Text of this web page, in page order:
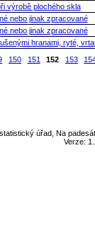
výrobě plochého skla
nebo jinak zpracované
nebo jinak zpracované
hranami, ryté,
150 151 152 153
úřad, Na
Verze: